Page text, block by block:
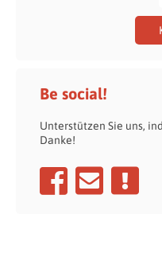
Be social!
Unterstützen Sie uns,
Danke!